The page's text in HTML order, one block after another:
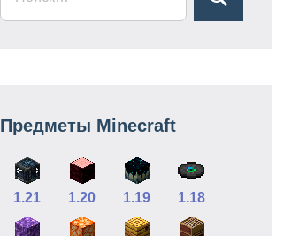
Предметы Minecraft
1.21 1.20 1.19 1.18